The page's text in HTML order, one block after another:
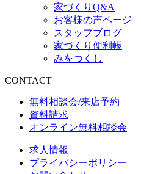
家づくりQ&A
お客様の声ページ
スタッフブログ
家づくり便利帳
みをつくし
CONTACT
無料相談会/来店予約
資料請求
オンライン無料相談会
求人情報
プライバシーポリシー